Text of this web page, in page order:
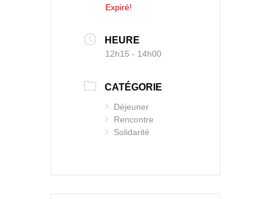
Expiré!
HEURE
12h15 - 14h00
CATÉGORIE
Déjeuner
Rencontre
Solidarité